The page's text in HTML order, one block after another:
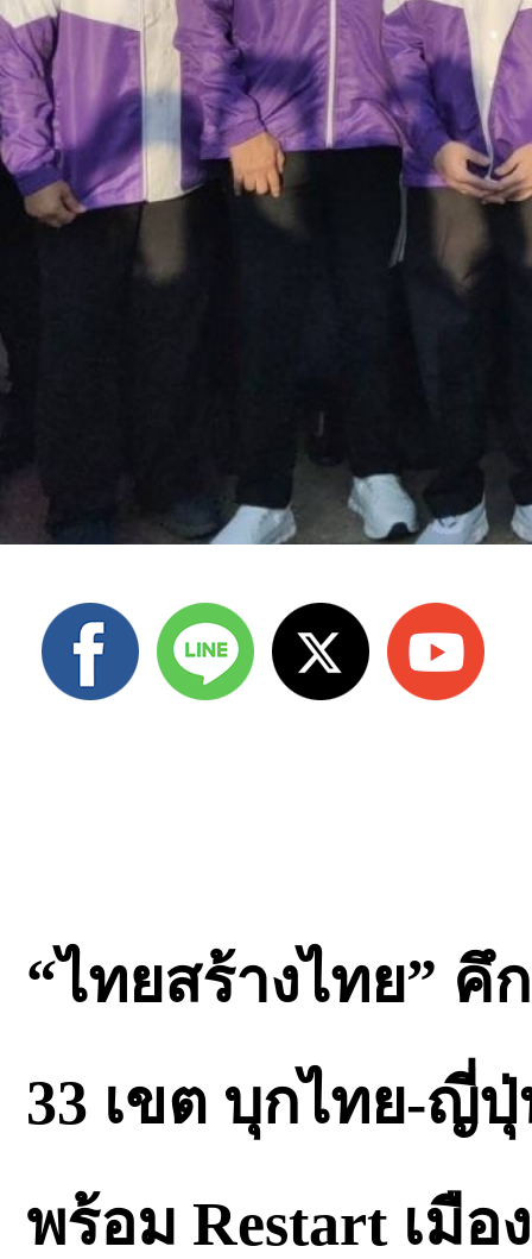
“ไทยสร้างไทย”
33 เขต บุกไทย-ญี่
พร้อม Restart เมือ